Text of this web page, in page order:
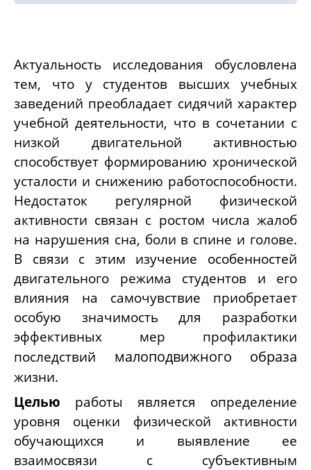
Актуальность исследования обусловлена
тем, что у студентов высших учебных
заведений преобладает сидячий характер
учебной деятельности, что в сочетании с
низкой двигательной активностью
способствует формированию хронической
усталости и снижению работоспособности.
Недостаток регулярной физической
активности связан с ростом числа жалоб
на нарушения сна, боли в спине и голове.
В связи с этим изучение особенностей
двигательного режима студентов и его
влияния на самочувствие приобретает
особую значимость для разработки
эффективных мер профилактики
последствий малоподвижного образа
жизни.
Целью работы является определение
уровня оценки физической активности
обучающихся и выявление ее
взаимосвязи с субъективным